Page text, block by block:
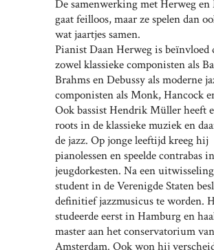
De samenwerking met Herweg
gaat feilloos, maar ze spelen dan
wat jaartjes samen.
Pianist Daan Herweg is beïnvloed
zowel klassieke componisten als
Brahms en Debussy als moderne
componisten als Monk, Hancock
Ook bassist Hendrik Müller heeft
roots in de klassieke muziek en
de jazz. Op jonge leeftijd kreeg hij
pianolessen en speelde contrabas in
jeugdorkesten. Na een
student in de Verenigde Staten
definitief jazzmusicus te worden.
studeerde eerst in Hamburg en
master aan het conservatorium van
Amsterdam. Ook won hij